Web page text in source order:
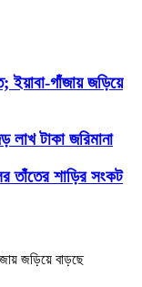
ইয়াবা-গাঁজায় জড়িয়ে
লাখ টাকা জরিমানা
তাঁতের শাড়ির সংকট